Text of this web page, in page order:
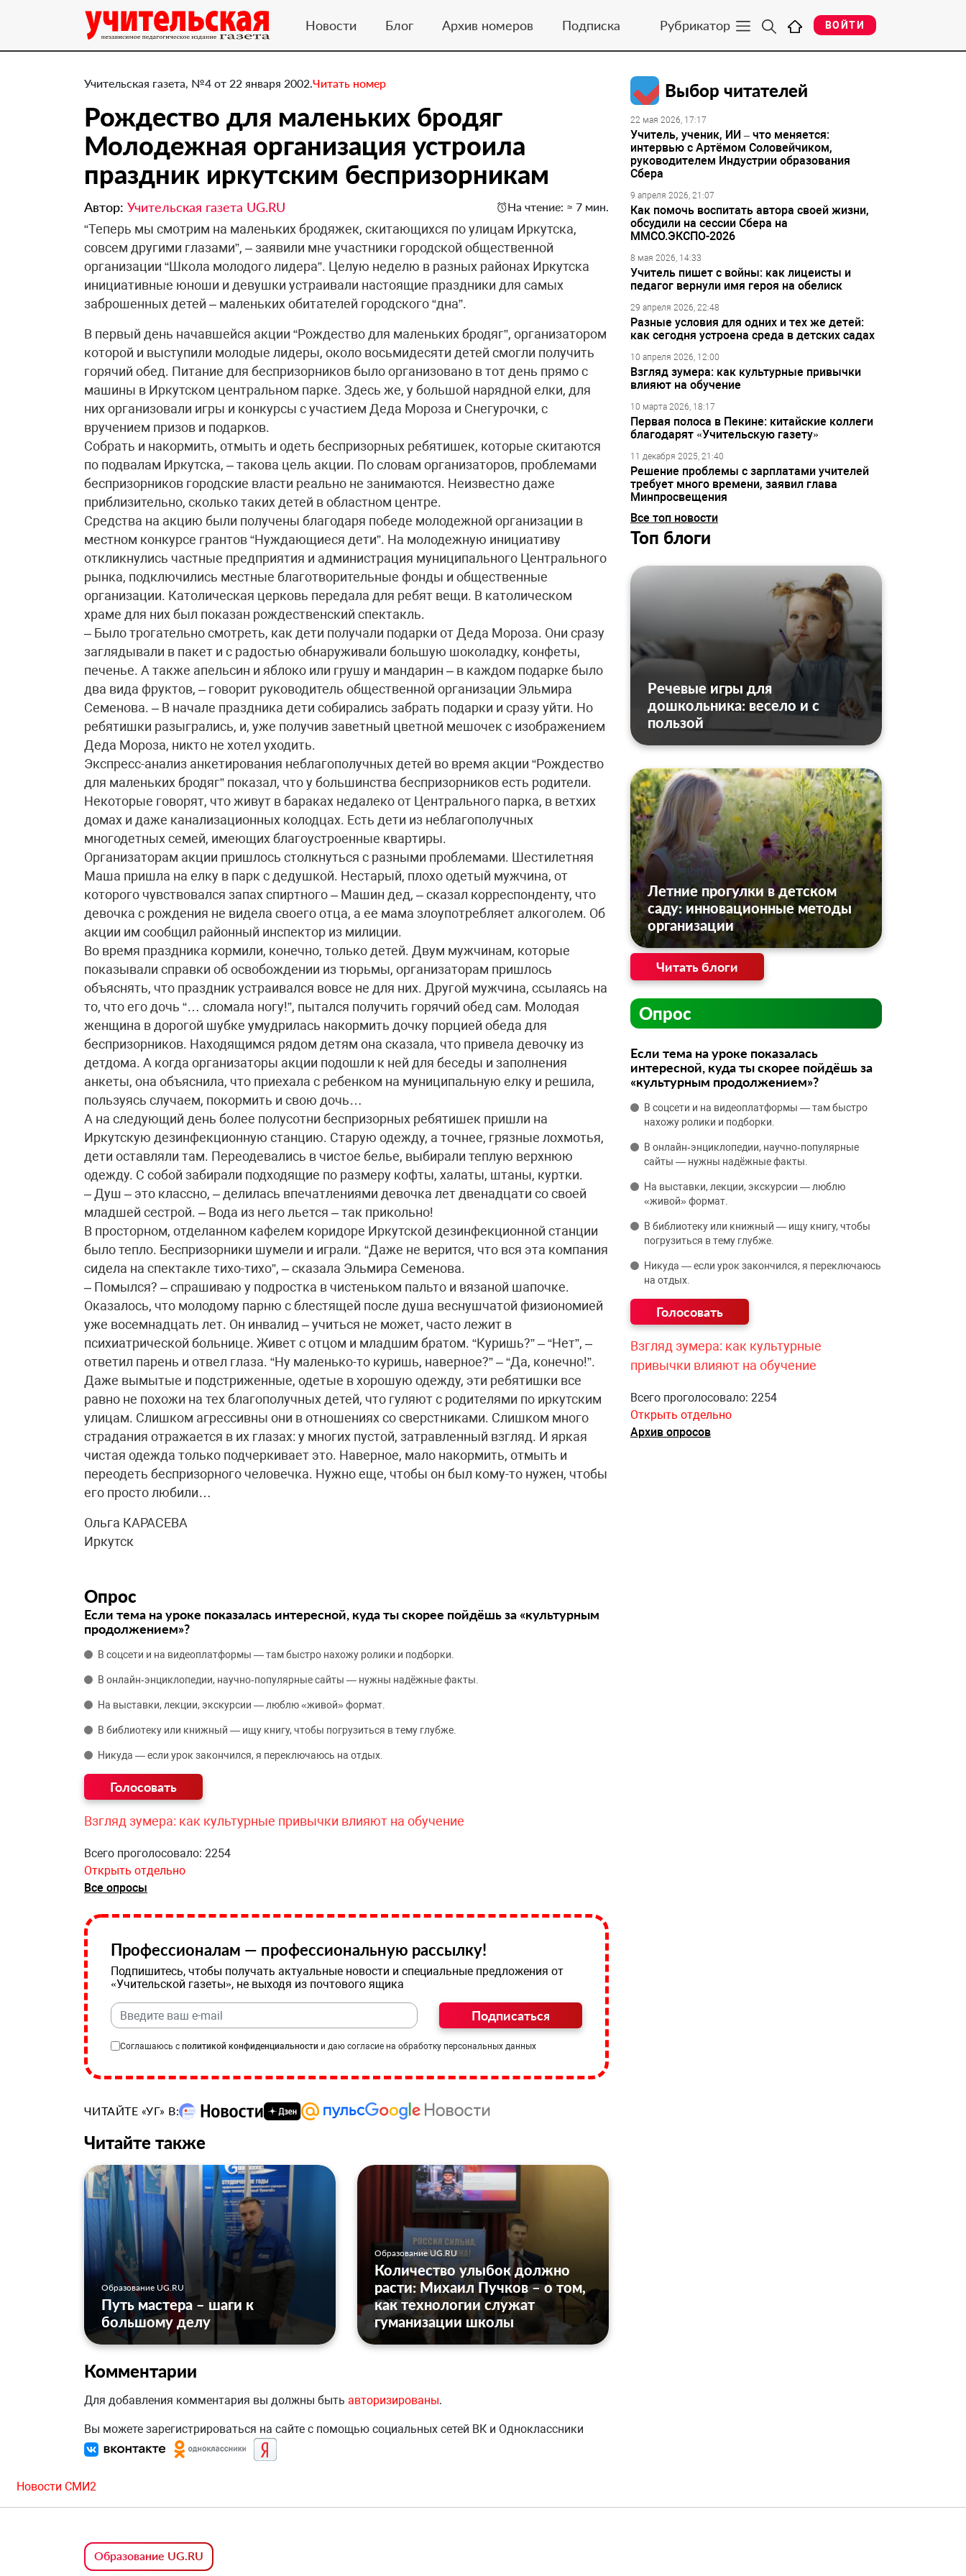
Новости Блог Архив номеров Подписка Рубрикатор ВОЙТИ
Учительская газета, №4 от 22 января 2002.Читать номер
Рождество для маленьких бродяг
Молодежная организация устроила
праздник иркутским беспризорникам
Автор: Учительская газета UG.RU На чтение: ≈ 7 мин.
“Теперь мы смотрим на маленьких бродяжек, скитающихся по улицам Иркутска,
совсем другими глазами”, – заявили мне участники городской общественной
организации “Школа молодого лидера”. Целую неделю в разных районах Иркутска
инициативные юноши и девушки устраивали настоящие праздники для самых
заброшенных детей – маленьких обитателей городского “дна”.
В первый день начавшейся акции “Рождество для маленьких бродяг”, организатором
которой и выступили молодые лидеры, около восьмидесяти детей смогли получить
горячий обед. Питание для беспризорников было организовано в тот день прямо с
машины в Иркутском центральном парке. Здесь же, у большой нарядной елки, для
них организовали игры и конкурсы с участием Деда Мороза и Снегурочки, с
вручением призов и подарков.
Собрать и накормить, отмыть и одеть беспризорных ребятишек, которые скитаются
по подвалам Иркутска, – такова цель акции. По словам организаторов, проблемами
беспризорников городские власти реально не занимаются. Неизвестно даже
приблизительно, сколько таких детей в областном центре.
Средства на акцию были получены благодаря победе молодежной организации в
местном конкурсе грантов “Нуждающиеся дети”. На молодежную инициативу
откликнулись частные предприятия и администрация муниципального Центрального
рынка, подключились местные благотворительные фонды и общественные
организации. Католическая церковь передала для ребят вещи. В католическом
храме для них был показан рождественский спектакль.
– Было трогательно смотреть, как дети получали подарки от Деда Мороза. Они сразу
заглядывали в пакет и с радостью обнаруживали большую шоколадку, конфеты,
печенье. А также апельсин и яблоко или грушу и мандарин – в каждом подарке было
два вида фруктов, – говорит руководитель общественной организации Эльмира
Семенова. – В начале праздника дети собирались забрать подарки и сразу уйти. Но
ребятишки разыгрались, и, уже получив заветный цветной мешочек с изображением
Деда Мороза, никто не хотел уходить.
Экспресс-анализ анкетирования неблагополучных детей во время акции “Рождество
для маленьких бродяг” показал, что у большинства беспризорников есть родители.
Некоторые говорят, что живут в бараках недалеко от Центрального парка, в ветхих
домах и даже канализационных колодцах. Есть дети из неблагополучных
многодетных семей, имеющих благоустроенные квартиры.
Организаторам акции пришлось столкнуться с разными проблемами. Шестилетняя
Маша пришла на елку в парк с дедушкой. Нестарый, плохо одетый мужчина, от
которого чувствовался запах спиртного – Машин дед, – сказал корреспонденту, что
девочка с рождения не видела своего отца, а ее мама злоупотребляет алкоголем. Об
акции им сообщил районный инспектор из милиции.
Во время праздника кормили, конечно, только детей. Двум мужчинам, которые
показывали справки об освобождении из тюрьмы, организаторам пришлось
объяснять, что праздник устраивался вовсе не для них. Другой мужчина, ссылаясь на
то, что его дочь “… сломала ногу!”, пытался получить горячий обед сам. Молодая
женщина в дорогой шубке умудрилась накормить дочку порцией обеда для
беспризорников. Находящимся рядом детям она сказала, что привела девочку из
детдома. А когда организаторы акции подошли к ней для беседы и заполнения
анкеты, она объяснила, что приехала с ребенком на муниципальную елку и решила,
пользуясь случаем, покормить и свою дочь…
А на следующий день более полусотни беспризорных ребятишек пришли на
Иркутскую дезинфекционную станцию. Старую одежду, а точнее, грязные лохмотья,
дети оставляли там. Переодевались в чистое белье, выбирали теплую верхнюю
одежду. С собой забирали подходящие по размеру кофты, халаты, штаны, куртки.
– Душ – это классно, – делилась впечатлениями девочка лет двенадцати со своей
младшей сестрой. – Вода из него льется – так прикольно!
В просторном, отделанном кафелем коридоре Иркутской дезинфекционной станции
было тепло. Беспризорники шумели и играли. “Даже не верится, что вся эта компания
сидела на спектакле тихо-тихо”, – сказала Эльмира Семенова.
– Помылся? – спрашиваю у подростка в чистеньком пальто и вязаной шапочке.
Оказалось, что молодому парню с блестящей после душа веснушчатой физиономией
уже восемнадцать лет. Он инвалид – учиться не может, часто лежит в
психиатрической больнице. Живет с отцом и младшим братом. “Куришь?” – “Нет”, –
ответил парень и отвел глаза. “Ну маленько-то куришь, наверное?” – “Да, конечно!”.
Даже вымытые и подстриженные, одетые в хорошую одежду, эти ребятишки все
равно не похожи на тех благополучных детей, что гуляют с родителями по иркутским
улицам. Слишком агрессивны они в отношениях со сверстниками. Слишком много
страдания отражается в их глазах: у многих пустой, затравленный взгляд. И яркая
чистая одежда только подчеркивает это. Наверное, мало накормить, отмыть и
переодеть беспризорного человечка. Нужно еще, чтобы он был кому-то нужен, чтобы
его просто любили…
Ольга КАРАСЕВА
Иркутск
Опрос
Если тема на уроке показалась интересной, куда ты скорее пойдёшь за «культурным
продолжением»?
В соцсети и на видеоплатформы — там быстро нахожу ролики и подборки.
В онлайн‑энциклопедии, научно‑популярные сайты — нужны надёжные факты.
На выставки, лекции, экскурсии — люблю «живой» формат.
В библиотеку или книжный — ищу книгу, чтобы погрузиться в тему глубже.
Никуда — если урок закончился, я переключаюсь на отдых.
Взгляд зумера: как культурные привычки влияют на обучение
Всего проголосовало: 2254
Открыть отдельно
Все опросы
Профессионалам — профессиональную рассылку!
Подпишитесь, чтобы получать актуальные новости и специальные предложения от
«Учительской газеты», не выходя из почтового ящика
Подписаться
Соглашаюсь с политикой конфиденциальности и даю согласие на обработку персональных данных
ЧИТАЙТЕ «УГ» В:
Читайте также
Образование UG.RU
Путь мастера – шаги к
большому делу
Образование UG.RU
Количество улыбок должно
расти: Михаил Пучков – о том,
как технологии служат
гуманизации школы
Комментарии
Для добавления комментария вы должны быть авторизированы.
Вы можете зарегистрироваться на сайте с помощью социальных сетей ВК и Одноклассники
Выбор читателей
22 мая 2026, 17:17
Учитель, ученик, ИИ – что меняется:
интервью с Артёмом Соловейчиком,
руководителем Индустрии образования
Сбера
9 апреля 2026, 21:07
Как помочь воспитать автора своей жизни,
обсудили на сессии Сбера на
ММСО.ЭКСПО-2026
8 мая 2026, 14:33
Учитель пишет с войны: как лицеисты и
педагог вернули имя героя на обелиск
29 апреля 2026, 22:48
Разные условия для одних и тех же детей:
как сегодня устроена среда в детских садах
10 апреля 2026, 12:00
Взгляд зумера: как культурные привычки
влияют на обучение
10 марта 2026, 18:17
Первая полоса в Пекине: китайские коллеги
благодарят «Учительскую газету»
11 декабря 2025, 21:40
Решение проблемы с зарплатами учителей
требует много времени, заявил глава
Минпросвещения
Все топ новости
Топ блоги
Речевые игры для
дошкольника: весело и с
пользой
Летние прогулки в детском
саду: инновационные методы
организации
Читать блоги
Опрос
Если тема на уроке показалась
интересной, куда ты скорее пойдёшь за
«культурным продолжением»?
В соцсети и на видеоплатформы — там быстро
нахожу ролики и подборки.
В онлайн‑энциклопедии, научно‑популярные
сайты — нужны надёжные факты.
На выставки, лекции, экскурсии — люблю
«живой» формат.
В библиотеку или книжный — ищу книгу, чтобы
погрузиться в тему глубже.
Никуда — если урок закончился, я переключаюсь
на отдых.
Взгляд зумера: как культурные
привычки влияют на обучение
Всего проголосовало: 2254
Открыть отдельно
Архив опросов
Новости СМИ2
Образование UG.RU